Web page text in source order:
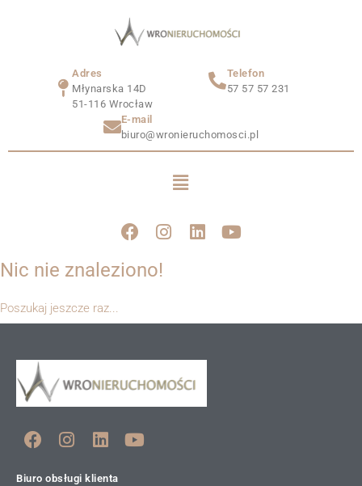
Adres
Młynarska 14D
51-116 Wrocław
Telefon
57 57 57 231
E-mail
biuro@wronieruchomosci.pl
Nic nie znaleziono!
Poszukaj jeszcze raz...
Biuro obsługi klienta